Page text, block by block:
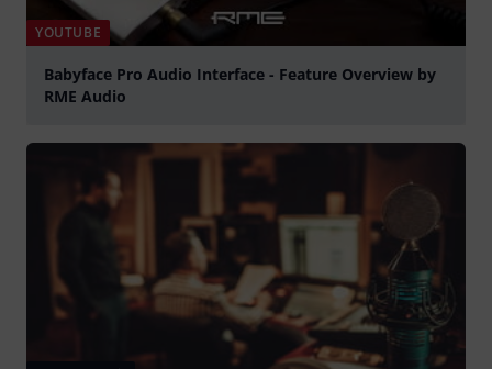
YOUTUBE
Babyface Pro Audio Interface - Feature Overview by
RME Audio